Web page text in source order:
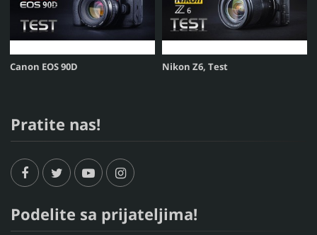
Canon EOS 90D Nikon Z6, Test
Pratite nas!
Podelite sa prijateljima!